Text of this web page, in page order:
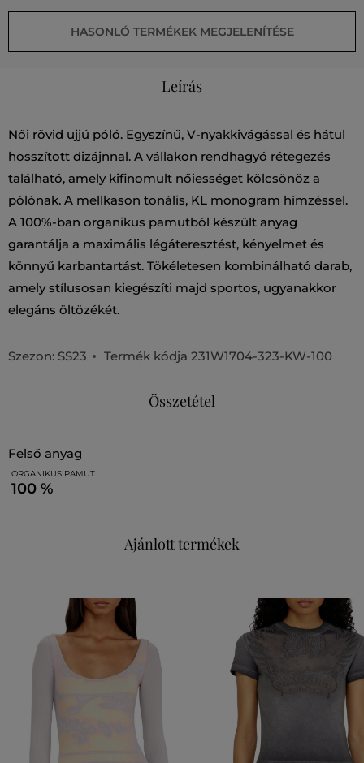
HASONLÓ TERMÉKEK MEGJELENÍTÉSE
Leírás
Női rövid ujjú póló. Egyszínű, V-nyakkivágással és hátul
hosszított dizájnnal. A vállakon rendhagyó rétegezés
található, amely kifinomult nőiességet kölcsönöz a
pólónak. A mellkason tonális, KL monogram hímzéssel.
A 100%-ban organikus pamutból készült anyag
garantálja a maximális légáteresztést, kényelmet és
könnyű karbantartást. Tökéletesen kombinálható darab,
amely stílusosan kiegészíti majd sportos, ugyanakkor
elegáns öltözékét.
Szezon: SS23 Termék kódja 231W1704-323-KW-100
Összetétel
felső anyag
ORGANIKUS PAMUT
100 %
Ajánlott termékek